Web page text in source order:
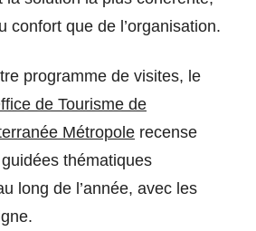
confort que de l’organisation.
programme de visites, le
de Tourisme de
Métropole recense
thématiques
long de l’année, avec les